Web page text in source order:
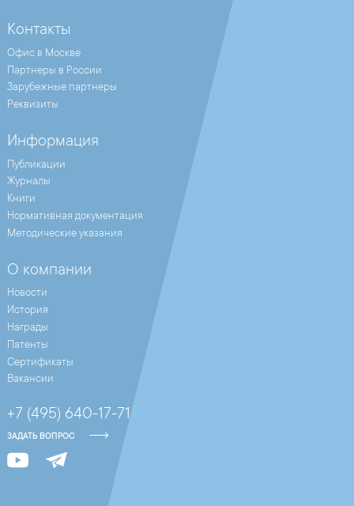
+7 (495) 640-17-71
ЗАДАТЬ ВОПРОС
Контакты
Офис в Москве
Партнеры в России
Зарубежные партнеры
Реквизиты
Информация
Публикации
Журналы
Книги
Нормативная документация
Методические указания
О компании
Новости
История
Награды
Патенты
Сертификаты
Вакансии